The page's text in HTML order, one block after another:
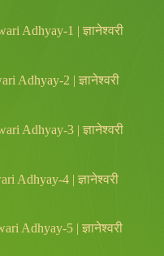
Adhyay-1 | ज्ञानेश्वरी
Adhyay-2 | ज्ञानेश्वरी
Adhyay-3 | ज्ञानेश्वरी
Adhyay-4 | ज्ञानेश्वरी
Adhyay-5 | ज्ञानेश्वरी